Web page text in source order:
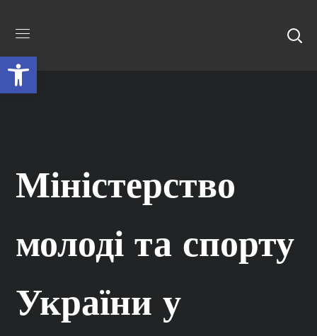
Міністерство
молоді та спорту
України у
Відкрити Панель інструментів